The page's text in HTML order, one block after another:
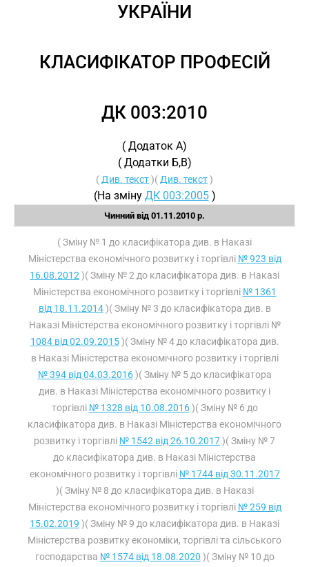
УКРАЇНИ
КЛАСИФІКАТОР ПРОФЕСІЙ
ДК 003:2010
( Додаток А)
( Додатки Б,В)
( Див. текст)( Див. текст)
(На зміну ДК 003:2005)
Чинний від 01.11.2010 р.
( Зміну № 1 до класифікатора див. в Наказі
Міністерства економічного розвитку і торгівлі № 923 від
16.08.2012 )( Зміну № 2 до класифікатора див. в Наказі
Міністерства економічного розвитку і торгівлі № 1361
від 18.11.2014)( Зміну № 3 до класифікатора див. в
Наказі Міністерства економічного розвитку і торгівлі №
1084 від 02.09.2015)( Зміну № 4 до класифікатора див.
в Наказі Міністерства економічного розвитку і торгівлі
№ 394 від 04.03.2016)( Зміну № 5 до класифікатора
див. в Наказі Міністерства економічного розвитку і
торгівлі № 1328 від 10.08.2016)( Зміну № 6 до
класифікатора див. в Наказі Міністерства економічного
розвитку і торгівлі № 1542 від 26.10.2017)( Зміну № 7
до класифікатора див. в Наказі Міністерства
економічного розвитку і торгівлі № 1744 від 30.11.2017
)( Зміну № 8 до класифікатора див. в Наказі
Міністерства економічного розвитку і торгівлі № 259 від
15.02.2019 )( Зміну № 9 до класифікатора див. в Наказі
Міністерства розвитку економіки, торгівлі та сільського
господарства № 1574 від 18.08.2020 )( Зміну № 10 до